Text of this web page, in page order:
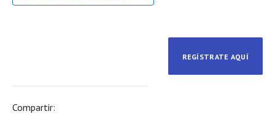
REGÍSTRATE AQUÍ
Compartir: